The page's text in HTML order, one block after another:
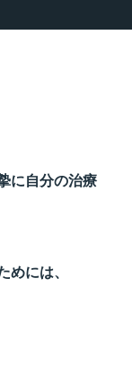
に自分の治療
めには、